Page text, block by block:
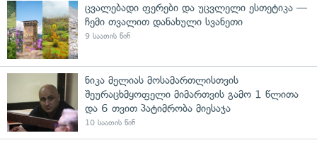
ცვალებადი ფერები და უცვლელი ესთეტიკა —
ჩემი თვალით დანახული სვანეთი
9 საათის წინ
ნიკა მელიას მოსამართლისთვის
შეურაცხმყოფელი მიმართვის გამო 1 წლითა
და 6 თვით პატიმრობა მიესაჯა
10 საათის წინ